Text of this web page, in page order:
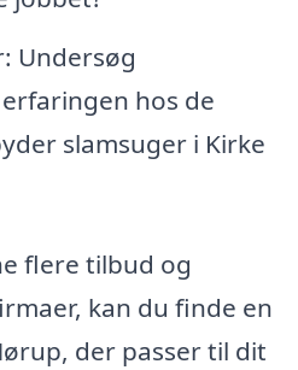
Undersøg
hos de
slamsuger i Kirke
flere tilbud og
kan du finde en
der passer til dit